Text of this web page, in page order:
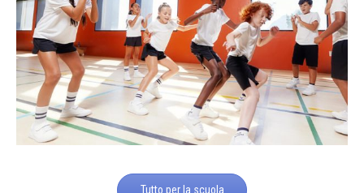
Tutto per la scuola